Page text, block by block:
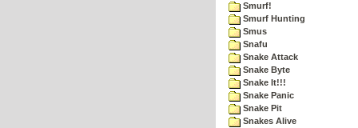
Smurf!
Smurf Hunting
Smus
Snafu
Snake Attack
Snake Byte
Snake It!!!
Snake Panic
Snake Pit
Snakes Alive